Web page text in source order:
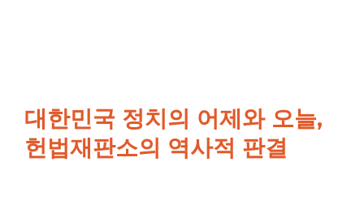
대한민국 정치의 어제와 오늘,
헌법재판소의 역사적 판결